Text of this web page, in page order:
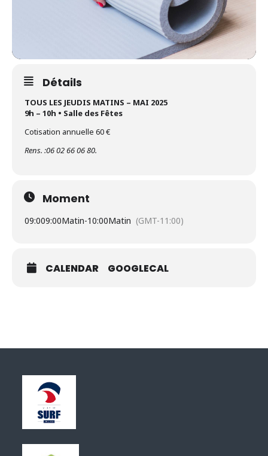
Détails
TOUS LES JEUDIS MATINS – MAI 2025
9h – 10h • Salle des Fêtes
Cotisation annuelle 60 €
Rens. :06 02 66 06 80.
Moment
09:009:00Matin-10:00Matin (GMT-11:00)
CALENDAR GOOGLECAL